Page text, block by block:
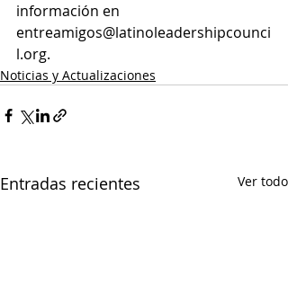
información en
entreamigos@latinoleadershipcounci
l.org.
Noticias y Actualizaciones
Entradas recientes Ver todo